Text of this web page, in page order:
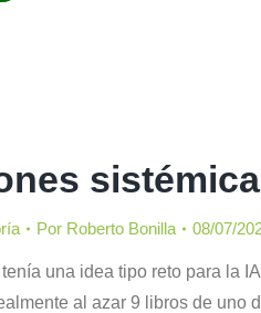
Por Roberto Bonilla 08/07/
una idea tipo reto para la
al azar 9 libros de uno